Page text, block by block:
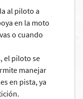
al piloto a
en la moto
o cuando
el piloto se
manejar
en pista, ya